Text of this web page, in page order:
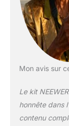
et
abat-
studio
avec
5700
qualité
Mon avis sur
Le kit
honnête dans
contenu